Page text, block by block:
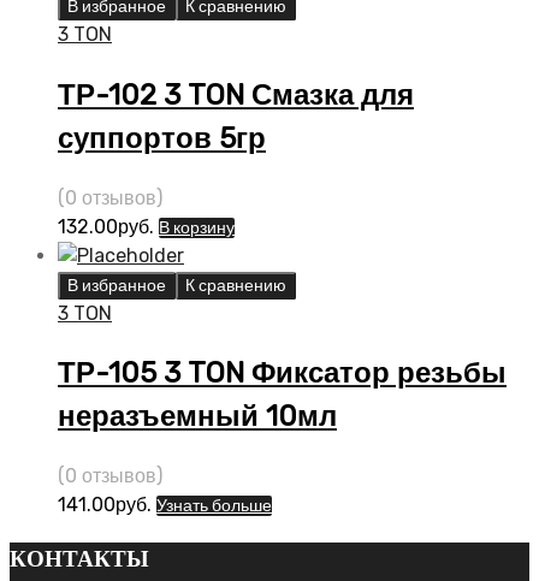
В избранное К сравнению
3 TON
ТР-102 3 TON Смазка для
суппортов 5гр
(0 отзывов)
132.00руб. В корзину
В избранное К сравнению
3 TON
ТР-105 3 TON Фиксатор резьбы
неразъемный 10мл
(0 отзывов)
141.00руб. Узнать больше
КОНТАКТЫ